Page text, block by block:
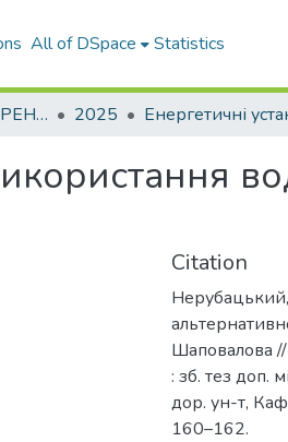
All of DSpace Statistics
МАТЕРІАЛИ КОНФЕРЕНЦІЙ 2025
Citation
Шаповалова //
: зб. тез доп.
дор. ун-т,
160–162.